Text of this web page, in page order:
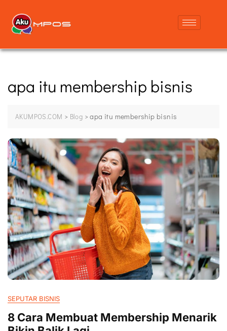
apa itu membership bisnis
AKUMPOS.COM > Blog >apa itu membership bisnis
SEPUTAR BISNIS
8 Cara Membuat Membership Menarik